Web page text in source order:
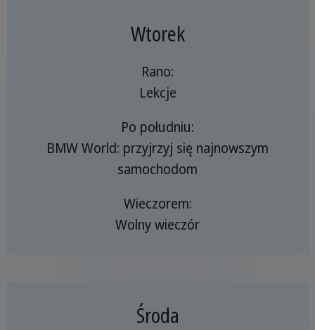
Wtorek
Rano:
Lekcje
Po południu:
BMW World: przyjrzyj się najnowszym
samochodom
Wieczorem:
Wolny wieczór
Środa